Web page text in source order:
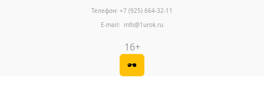
Телефон: +7 (925) 664-32-11
E-mail: info@1urok.ru
16+